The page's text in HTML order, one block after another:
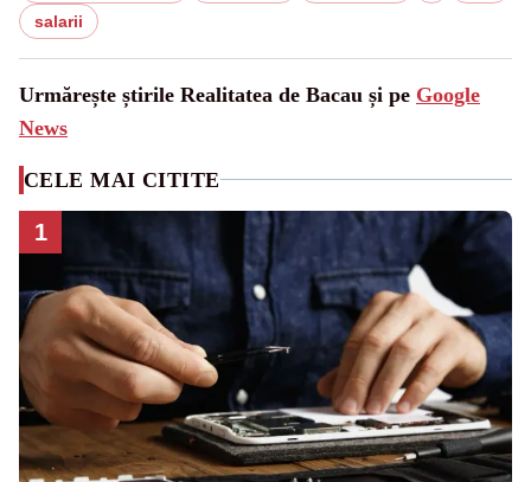
salarii
Urmărește știrile Realitatea de Bacau și pe Google
News
CELE MAI CITITE
1